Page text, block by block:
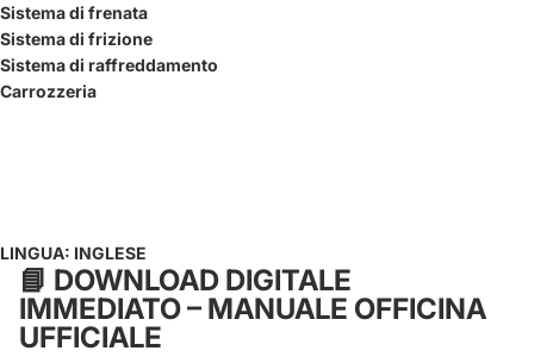
Sistema di frenata
Sistema di frizione
Sistema di raffreddamento
Carrozzeria
LINGUA: INGLESE
📘 DOWNLOAD DIGITALE
IMMEDIATO – MANUALE OFFICINA
UFFICIALE